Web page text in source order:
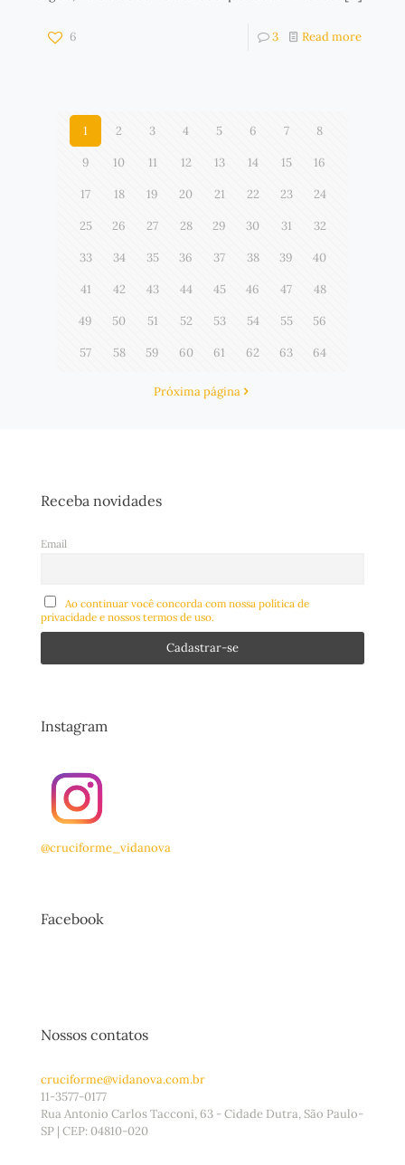
6 3 Read more
1 2 3 4 5 6 7 8
9 10 11 12 13 14 15 16
17 18 19 20 21 22 23 24
25 26 27 28 29 30 31 32
33 34 35 36 37 38 39 40
41 42 43 44 45 46 47 48
49 50 51 52 53 54 55 56
57 58 59 60 61 62 63 64
Próxima página
Receba novidades
Email
Ao continuar você concorda com nossa política de
privacidade e nossos termos de uso.
Instagram
@cruciforme_vidanova
Facebook
Nossos contatos
cruciforme@vidanova.com.br
11-3577-0177
Rua Antonio Carlos Tacconi, 63 - Cidade Dutra, São Paulo-
SP | CEP: 04810-020